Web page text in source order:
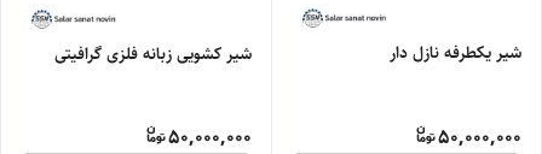
شیر یکطرفه نازل دار
50,000,000
شیر کشویی زبانه فلزی گرافیتی
50,000,000